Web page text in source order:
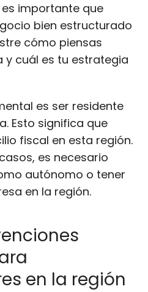
importante que
bien estructurado
cómo piensas
y cuál es tu estrategia
es ser residente
Esto significa que
fiscal en esta región.
es necesario
autónomo o tener
en la región.
en la región